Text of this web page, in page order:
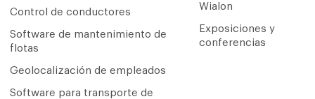
Сontrol de conductores
Software de mantenimiento de
flotas
Geolocalización de empleados
Software para transporte de
Wialon
Exposiciones y
conferencias